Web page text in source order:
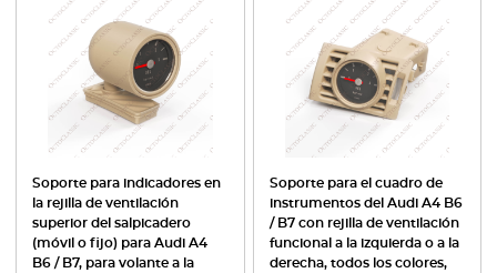
Soporte para indicadores en
la rejilla de ventilación
superior del salpicadero
(móvil o fijo) para Audi A4
B6 / B7, para volante a la
Soporte para el cuadro de
instrumentos del Audi A4 B6
/ B7 con rejilla de ventilación
funcional a la izquierda o a la
derecha, todos los colores,